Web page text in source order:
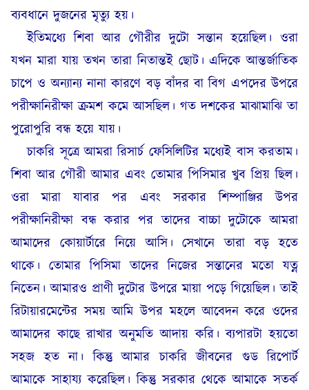
ব্যবধানে দুজনের মৃত্যু হয়।
ইতিমধ্যে শিবা আর গৌরীর দুটো সন্তান হয়েছিল। ওরা
যখন মারা যায় তখন তারা নিতান্তই ছোট। এদিকে আন্তর্জাতিক
চাপে ও অন্যান্য নানা কারণে বড় বাঁদর বা বিগ এপদের উপরে
পরীক্ষানিরীক্ষা ক্রমশ কমে আসছিল। গত দশকের মাঝামাঝি তা
পুরোপুরি বন্ধ হয়ে যায়।
চাকরি সূত্রে আমরা রিসার্চ ফেসিলিটির মধ্যেই বাস করতাম।
শিবা আর গৌরী আমার এবং তোমার পিসিমার খুব প্রিয় ছিল।
ওরা মারা যাবার পর এবং সরকার শিম্পাঞ্জির উপর
পরীক্ষানিরীক্ষা বন্ধ করার পর তাদের বাচ্চা দুটোকে আমরা
আমাদের কোয়ার্টারে নিয়ে আসি। সেখানে তারা বড় হতে
থাকে। তোমার পিসিমা তাদের নিজের সন্তানের মতো যত্ন
নিতেন। আমারও প্রাণী দুটোর উপরে মায়া পড়ে গিয়েছিল। তাই
রিটায়ারমেন্টের সময় আমি উপর মহলে আবেদন করে ওদের
আমাদের কাছে রাখার অনুমতি আদায় করি। ব্যপারটা হয়তো
সহজ হত না। কিন্তু আমার চাকরি জীবনের গুড রিপোর্ট
আমাকে সাহায্য করেছিল। কিন্তু সরকার থেকে আমাকে সতর্ক